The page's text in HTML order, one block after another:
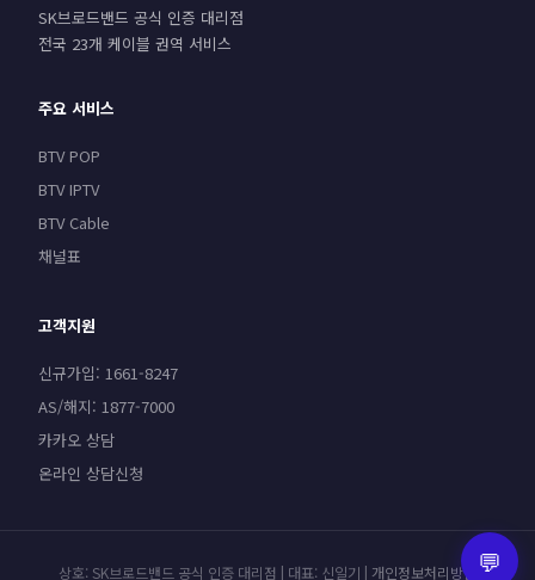
SK브로드밴드 공식 인증 대리점
전국 23개 케이블 권역 서비스
주요 서비스
BTV POP
BTV IPTV
BTV Cable
채널표
고객지원
신규가입: 1661-8247
AS/해지: 1877-7000
카카오 상담
온라인 상담신청
상호: SK브로드밴드 공식 인증 대리점 | 대표: 신일기 | 개인정보처리방침 💬